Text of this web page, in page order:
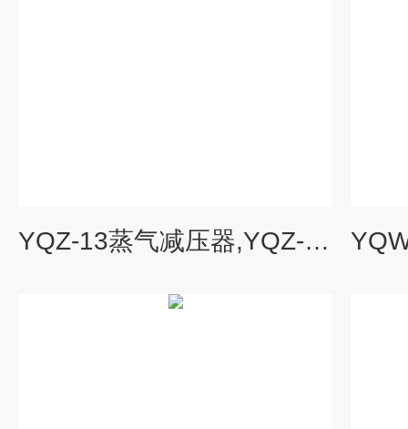
YQZ-13蒸气减压器,YQZ-13,YQZ13